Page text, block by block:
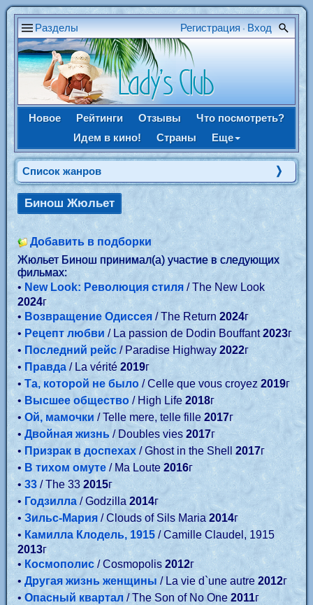
Разделы Регистрация • Вход
Новое Рейтинги Отзывы
Что посмотреть?
Идем в кино!
Страны Еще
Список жанров
Бинош Жюльет
Добавить в подборки
Жюльет Бинош принимал(а) участие в следующих
фильмах:
• New Look: Революция стиля/ The New Look
2024г
• Возвращение Одиссея / The Return 2024г
• Рецепт любви / La passion de Dodin Bouffant2023г
• Последний рейс / Paradise Highway2022г
• Правда / La vérité2019г
• Та, которой не было / Celle que vous croyez 2019г
• Высшее общество/ High Life2018г
• Ой, мамочки / Telle mere, telle fille 2017г
•Двойная жизнь/ Doubles vies 2017г
• Призрак в доспехах / Ghost in the Shell 2017г
• В тихом омуте / Ma Loute 2016г
• 33/ The 332015г
• Годзилла / Godzilla 2014г
•Зильс-Мария / Clouds of Sils Maria 2014г
• Камилла Клодель, 1915 / Camille Claudel, 1915
2013г
• Космополис/ Cosmopolis 2012г
• Другая жизнь женщины / La vie d`une autre2012г
•Опасный квартал / The Son of No One2011г